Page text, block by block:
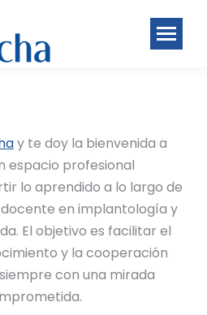
y te doy la bienvenida a
espacio profesional
lo aprendido a lo largo de
en implantología y
El objetivo es facilitar el
y la cooperación
con una mirada